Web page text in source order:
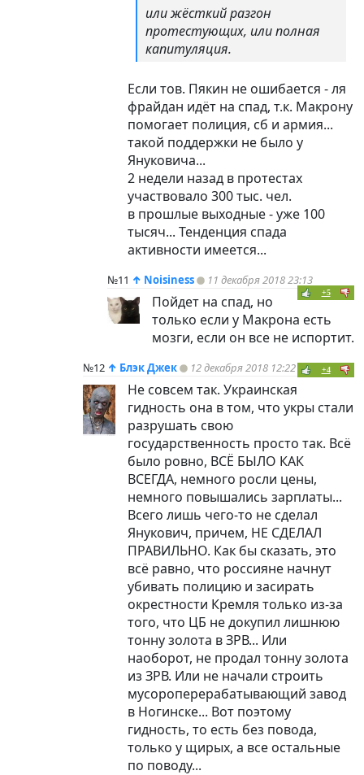
или жёсткий разгон
протестующих, или полная
капитуляция.
Если тов. Пякин не ошибается - ля
фрайдан идёт на спад, т.к. Макрону
помогает полиция, сб и армия...
такой поддержки не было у
Януковича...
2 недели назад в протестах
участвовало 300 тыс. чел.
в прошлые выходные - уже 100
тысяч... Тенденция спада
активности имеется...
№11 ↑ Noisiness 11 декабря 2018 23:13
+5
Пойдет на спад, но
только если у Макрона есть
мозги, если он все не испортит.
№12 ↑ Блэк Джек 12 декабря 2018 12:22 +4
Не совсем так. Украинская
гидность она в том, что укры стали
разрушать свою
государственность просто так. Всё
было ровно, ВСЁ БЫЛО КАК
ВСЕГДА, немного росли цены,
немного повышались зарплаты...
Всего лишь чего-то не сделал
Янукович, причем, НЕ СДЕЛАЛ
ПРАВИЛЬНО. Как бы сказать, это
всё равно, что россияне начнут
убивать полицию и засирать
окрестности Кремля только из-за
того, что ЦБ не докупил лишнюю
тонну золота в ЗРВ... Или
наоборот, не продал тонну золота
из ЗРВ. Или не начали строить
мусороперерабатывающий завод
в Ногинске... Вот поэтому
гидность, то есть без повода,
только у щирых, а все остальные
по поводу...